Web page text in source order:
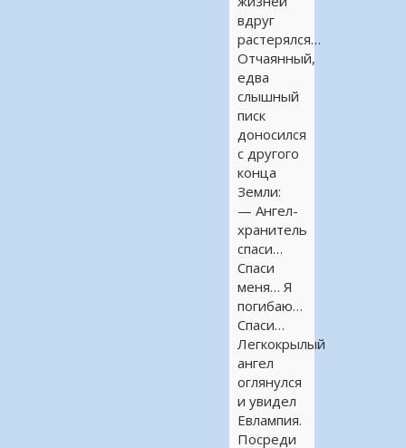
вдруг
растерялся…
Отчаянный,
едва
слышный
писк
доносился
с другого
конца
Земли:
— Ангел-
хранитель
спаси…
Спаси
меня… Я
погибаю…
Спаси…
Легкокрылый
ангел
оглянулся
и увидел
Евлампия.
Посреди